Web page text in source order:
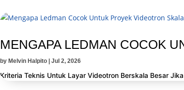
MENGAPA LEDMAN COCOK
by Melvin Halpito Jul 2, 2026
Kriteria Teknis Untuk Layar Videotron Berskala Besar